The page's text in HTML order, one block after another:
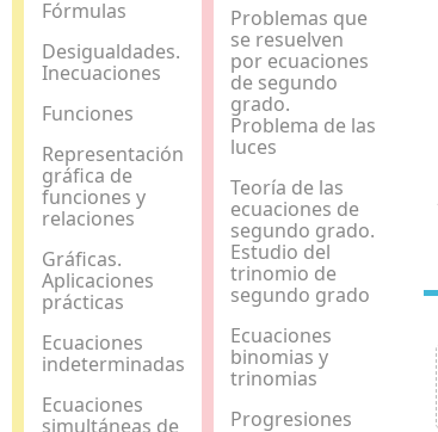
Fórmulas
Desigualdades.
Inecuaciones
Funciones
Representación
gráfica de
funciones y
relaciones
Gráficas.
Aplicaciones
prácticas
Ecuaciones
indeterminadas
Ecuaciones
simultáneas de
Problemas que
se resuelven
por ecuaciones
de segundo
grado.
Problema de las
luces
Teoría de las
ecuaciones de
segundo grado.
Estudio del
trinomio de
segundo grado
Ecuaciones
binomias y
trinomias
Progresiones